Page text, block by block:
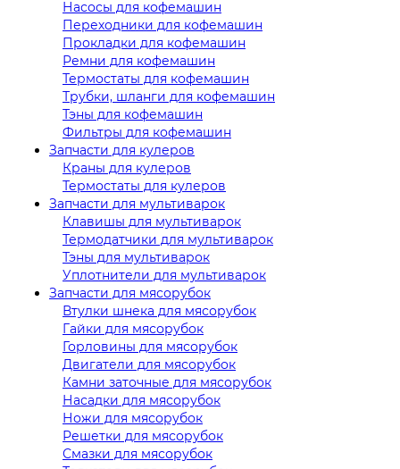
Насосы для кофемашин
Переходники для кофемашин
Прокладки для кофемашин
Ремни для кофемашин
Термостаты для кофемашин
Трубки, шланги для кофемашин
Тэны для кофемашин
Фильтры для кофемашин
Запчасти для кулеров
Краны для кулеров
Термостаты для кулеров
Запчасти для мультиварок
Клавишы для мультиварок
Термодатчики для мультиварок
Тэны для мультиварок
Уплотнители для мультиварок
Запчасти для мясорубок
Втулки шнека для мясорубок
Гайки для мясорубок
Горловины для мясорубок
Двигатели для мясорубок
Камни заточные для мясорубок
Насадки для мясорубок
Ножи для мясорубок
Решетки для мясорубок
Смазки для мясорубок